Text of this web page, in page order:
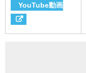
YouTube動画